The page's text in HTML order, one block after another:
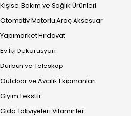
Kişisel Bakım ve Sağlık Ürünleri
Otomotiv Motorlu Araç Aksesuar
Yapımarket Hırdavat
Ev İçi Dekorasyon
Dürbün ve Teleskop
Outdoor ve Avcılık Ekipmanları
Giyim Tekstili
Gıda Takviyeleri Vitaminler